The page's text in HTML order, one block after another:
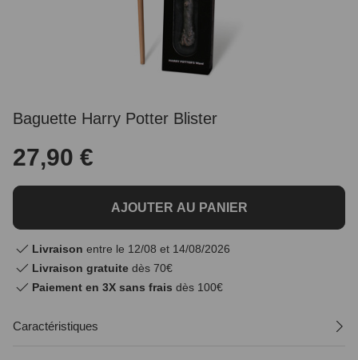
Baguette Harry Potter Blister
27,90 €
AJOUTER AU PANIER
Livraison entre le 12/08 et 14/08/2026
Livraison gratuite dès 70€
Paiement en 3X sans frais dès 100€
Caractéristiques